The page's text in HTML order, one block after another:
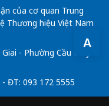
A
của cơ quan Trung
Thương hiệu Việt Nam
- Phường Cầu Giấy -
- ĐT: 093 172 5555